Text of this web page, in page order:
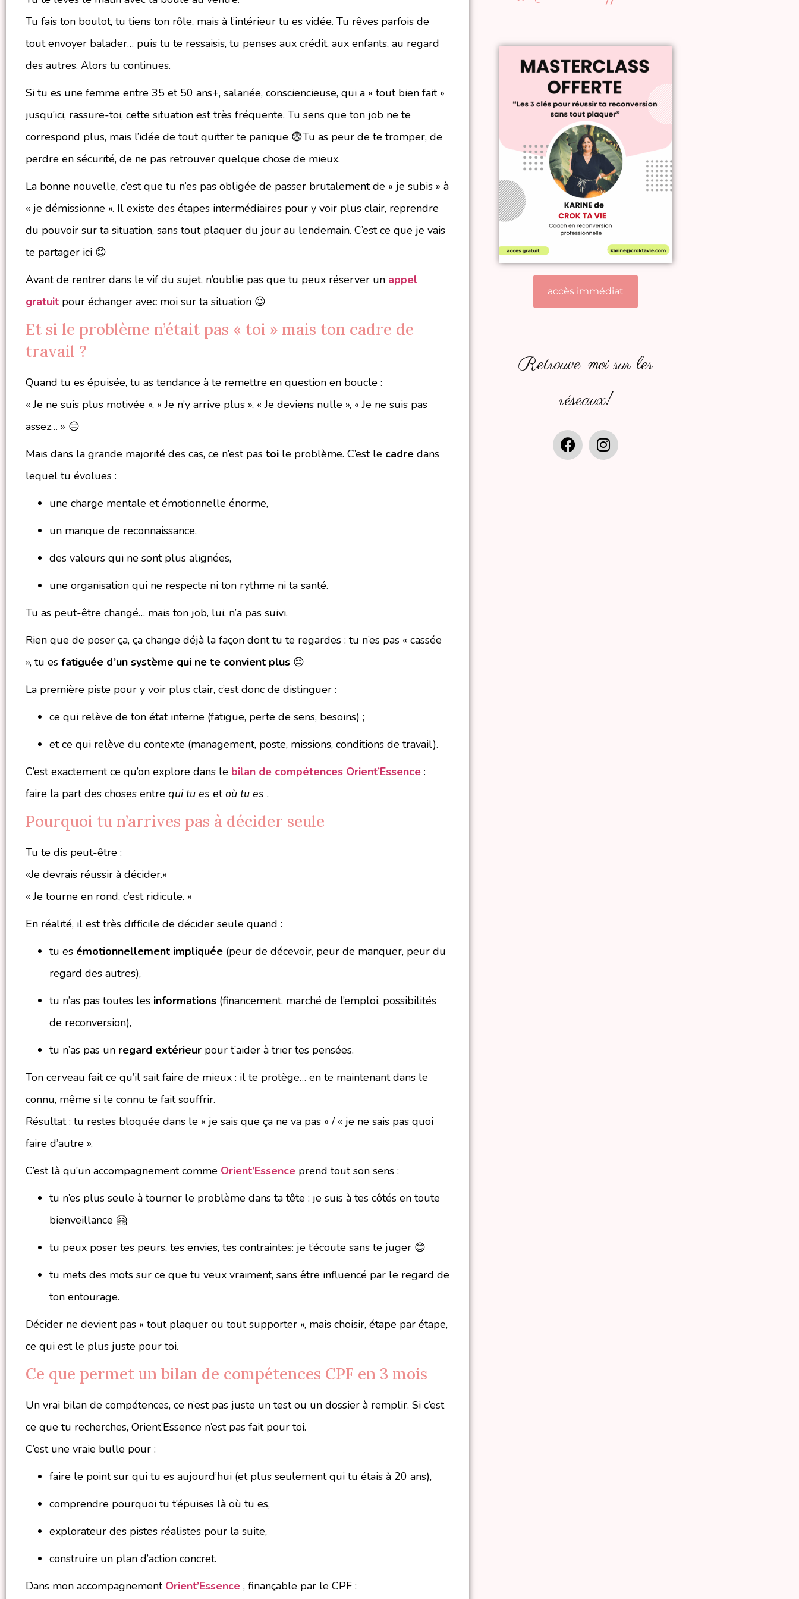
Tu fais ton boulot, tu tiens ton rôle, mais à l’intérieur tu es vidée. Tu rêves parfois de
tout envoyer balader… puis tu te ressaisis, tu penses aux crédit, aux enfants, au regard
des autres. Alors tu continues.
Si tu es une femme entre 35 et 50 ans+, salariée, consciencieuse, qui a « tout bien fait »
jusqu’ici, rassure-toi, cette situation est très fréquente. Tu sens que ton job ne te
correspond plus, mais l’idée de tout quitter te panique 😨Tu as peur de te tromper, de
perdre en sécurité, de ne pas retrouver quelque chose de mieux.
La bonne nouvelle, c’est que tu n’es pas obligée de passer brutalement de « je subis » à
« je démissionne ». Il existe des étapes intermédiaires pour y voir plus clair, reprendre
du pouvoir sur ta situation, sans tout plaquer du jour au lendemain. C’est ce que je vais
te partager ici 😊
Avant de rentrer dans le vif du sujet, n’oublie pas que tu peux réserver un appel
gratuit pour échanger avec moi sur ta situation 😉
Et si le problème n’était pas « toi » mais ton cadre de
travail ?
Quand tu es épuisée, tu as tendance à te remettre en question en boucle :
« Je ne suis plus motivée », « Je n’y arrive plus », « Je deviens nulle », « Je ne suis pas
assez… » 😑
Mais dans la grande majorité des cas, ce n’est pas toi le problème. C’est le cadre dans
lequel tu évolues :
une charge mentale et émotionnelle énorme,
un manque de reconnaissance,
des valeurs qui ne sont plus alignées,
une organisation qui ne respecte ni ton rythme ni ta santé.
Tu as peut-être changé… mais ton job, lui, n’a pas suivi.
Rien que de poser ça, ça change déjà la façon dont tu te regardes : tu n’es pas « cassée
», tu es fatiguée d’un système qui ne te convient plus 😔
La première piste pour y voir plus clair, c’est donc de distinguer :
ce qui relève de ton état interne (fatigue, perte de sens, besoins) ;
et ce qui relève du contexte (management, poste, missions, conditions de travail).
C’est exactement ce qu’on explore dans le bilan de compétences Orient’Essence :
faire la part des choses entre qui tu es etoù tu es .
Pourquoi tu n’arrives pas à décider seule
Tu te dis peut-être :
«Je devrais réussir à décider.»
« Je tourne en rond, c’est ridicule. »
En réalité, il est très difficile de décider seule quand :
tu es émotionnellement impliquée (peur de décevoir, peur de manquer, peur du
regard des autres),
tu n’as pas toutes les informations (financement, marché de l’emploi, possibilités
de reconversion),
tu n’as pas un regard extérieur pour t’aider à trier tes pensées.
Ton cerveau fait ce qu’il sait faire de mieux : il te protège… en te maintenant dans le
connu, même si le connu te fait souffrir.
Résultat : tu restes bloquée dans le « je sais que ça ne va pas » / « je ne sais pas quoi
faire d’autre ».
C’est là qu’un accompagnement comme Orient’Essence prend tout son sens :
tu n’es plus seule à tourner le problème dans ta tête : je suis à tes côtés en toute
bienveillance 🤗
tu peux poser tes peurs, tes envies, tes contraintes: je t’écoute sans te juger 😊
tu mets des mots sur ce que tu veux vraiment, sans être influencé par le regard de
ton entourage.
Décider ne devient pas « tout plaquer ou tout supporter », mais choisir, étape par étape,
ce qui est le plus juste pour toi.
Ce que permet un bilan de compétences CPF en 3 mois
Un vrai bilan de compétences, ce n’est pas juste un test ou un dossier à remplir. Si c’est
ce que tu recherches, Orient’Essence n’est pas fait pour toi.
C’est une vraie bulle pour :
faire le point sur qui tu es aujourd’hui (et plus seulement qui tu étais à 20 ans),
comprendre pourquoi tu t’épuises là où tu es,
explorateur des pistes réalistes pour la suite,
construire un plan d’action concret.
Dans mon accompagnement Orient’Essence , finançable par le CPF :
accès immédiat
Retrouve-moi sur les
réseaux!